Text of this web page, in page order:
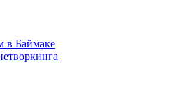
в Баймаке